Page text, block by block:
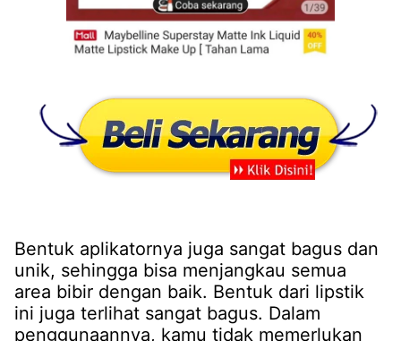
Bentuk aplikatornya juga sangat bagus dan
unik, sehingga bisa menjangkau semua
area bibir dengan baik. Bentuk dari lipstik
ini juga terlihat sangat bagus. Dalam
penggunaannya, kamu tidak memerlukan